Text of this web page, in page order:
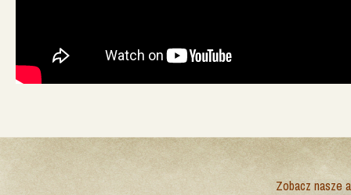
Zobacz nasze